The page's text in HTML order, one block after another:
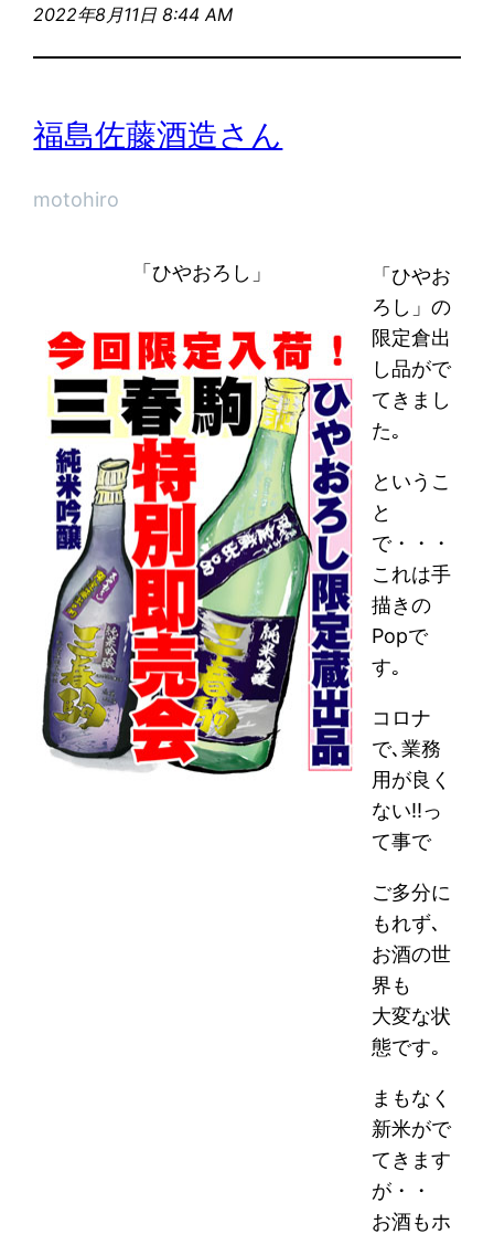
2022年8月11日 8:44 AM
福島佐藤酒造さん
motohiro
「ひやおろし」
「ひやお
ろし」の
限定倉出
し品がで
てきまし
た｡
というこ
と
で・・・
これは手
描きの
Popで
す｡
コロナ
で､業務
用が良く
ない!!っ
て事で
ご多分に
もれず､
お酒の世
界も
大変な状
態です｡
まもなく
新米がで
てきます
が・・
お酒もホ